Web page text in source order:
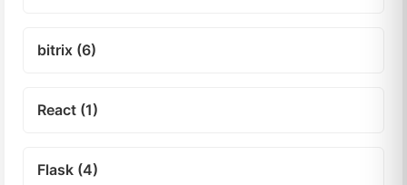
bitrix (6)
React (1)
Flask (4)